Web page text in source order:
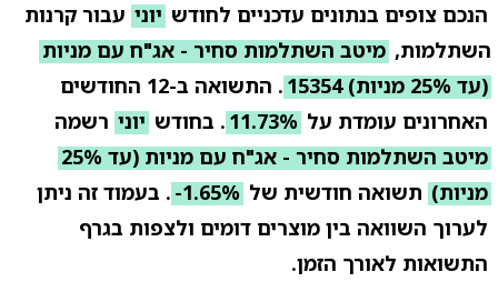
הנכם צופים בנתונים עדכניים לחודש יוני עבור קרנות
השתלמות, מיטב השתלמות סחיר - אג"ח עם מניות
(עד 25% מניות) 15354
. התשואה ב-12 החודשים
האחרונים עומדת על 11.73% . בחודש יוני רשמה
מיטב השתלמות סחיר - אג"ח עם מניות (עד 25%
מניות) תשואה חודשית של -1.65% . בעמוד זה ניתן
לערוך השוואה בין מוצרים דומים ולצפות בגרף
התשואות לאורך הזמן.